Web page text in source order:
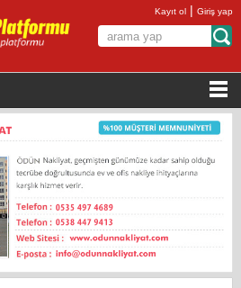
Kayıt ol |Giriş yap